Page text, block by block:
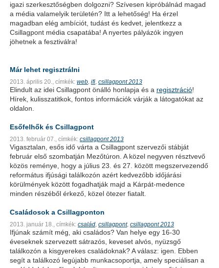
igazi szerkesztőségben dolgozni? Szívesen kipróbálnád magad
a média valamelyik területén? Itt a lehetőség! Ha érzel
magadban elég ambíciót, tudást és kedvet, jelentkezz a
Csillagpont média csapatába! A nyertes pályázók ingyen
jöhetnek a fesztiválra!
Már lehet regisztrálni
2013. április 20., címkék: web ifi csillagpont 2013
Elindult az idei Csillagpont önálló honlapja és a regisztráció!
Hírek, kulisszatitkok, fontos információk várják a látogatókat az
oldalon.
Esőfelhők és Csillagpont
2013. február 07., címkék: csillagpont 2013
Vigasztalan, esős idő várta a Csillagpont szervezői stábját
február első szombatján Mezőtúron. A közel negyven résztvevő
közös reménye, hogy a július 23. és 27. között megszervezendő
református ifjúsági találkozón azért kedvezőbb időjárási
körülmények között fogadhatják majd a Kárpát-medence
minden részéből érkező, közel ötezer fiatalt.
Családosok a Csillagponton
2013. január 18., címkék: család csillagpont, csillagpont 2013
Ifjúnak számít még, aki családos? Van helye egy 16-30
éveseknek szervezett sátrazós, keveset alvós, nyüzsgő
találkozón a kisgyerekes családoknak? A válasz: igen. Ebben
segít a találkozó legújabb munkacsoportja, amely speciálisan a